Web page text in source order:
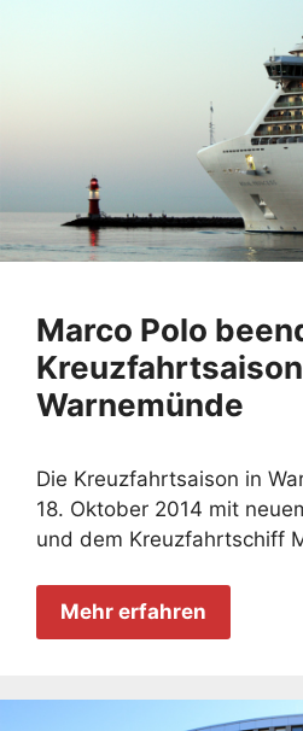
Marco Polo
Warnemünde
Die Kreuzfahrtsaison in
18. Oktober 2014 mit
und dem Kreuzfahrtschiff
Mehr erfahren